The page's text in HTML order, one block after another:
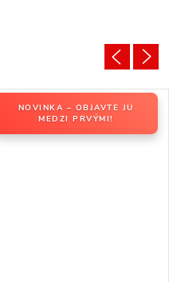
NOVINKA – OBJAVTE JU
MEDZI PRVÝMI!